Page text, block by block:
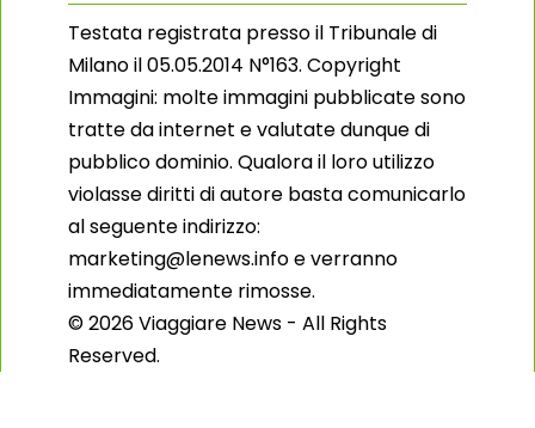
Testata registrata presso il Tribunale di
Milano il 05.05.2014 N°163. Copyright
Immagini: molte immagini pubblicate sono
tratte da internet e valutate dunque di
pubblico dominio. Qualora il loro utilizzo
violasse diritti di autore basta comunicarlo
al seguente indirizzo:
marketing@lenews.info e verranno
immediatamente rimosse.
© 2026 Viaggiare News - All Rights
Reserved.